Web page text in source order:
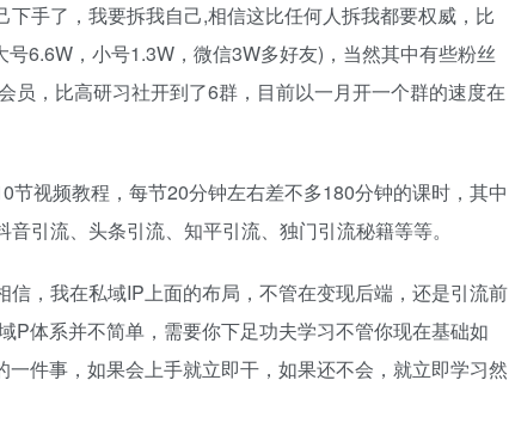
手了，我要拆我自己,相信这比任何人拆我都要权威，比
6.6W，小号1.3W，微信3W多好友)，当然其中有些粉丝
员，比高研习社开到了6群，目前以一月开一个群的速度在
视频教程，每节20分钟左右差不多180分钟的课时，其中
引流、头条引流、知平引流、独门引流秘籍等等。
，我在私域IP上面的布局，不管在变现后端，还是引流前
P体系并不简单，需要你下足功夫学习不管你现在基础如
件事，如果会上手就立即干，如果还不会，就立即学习然